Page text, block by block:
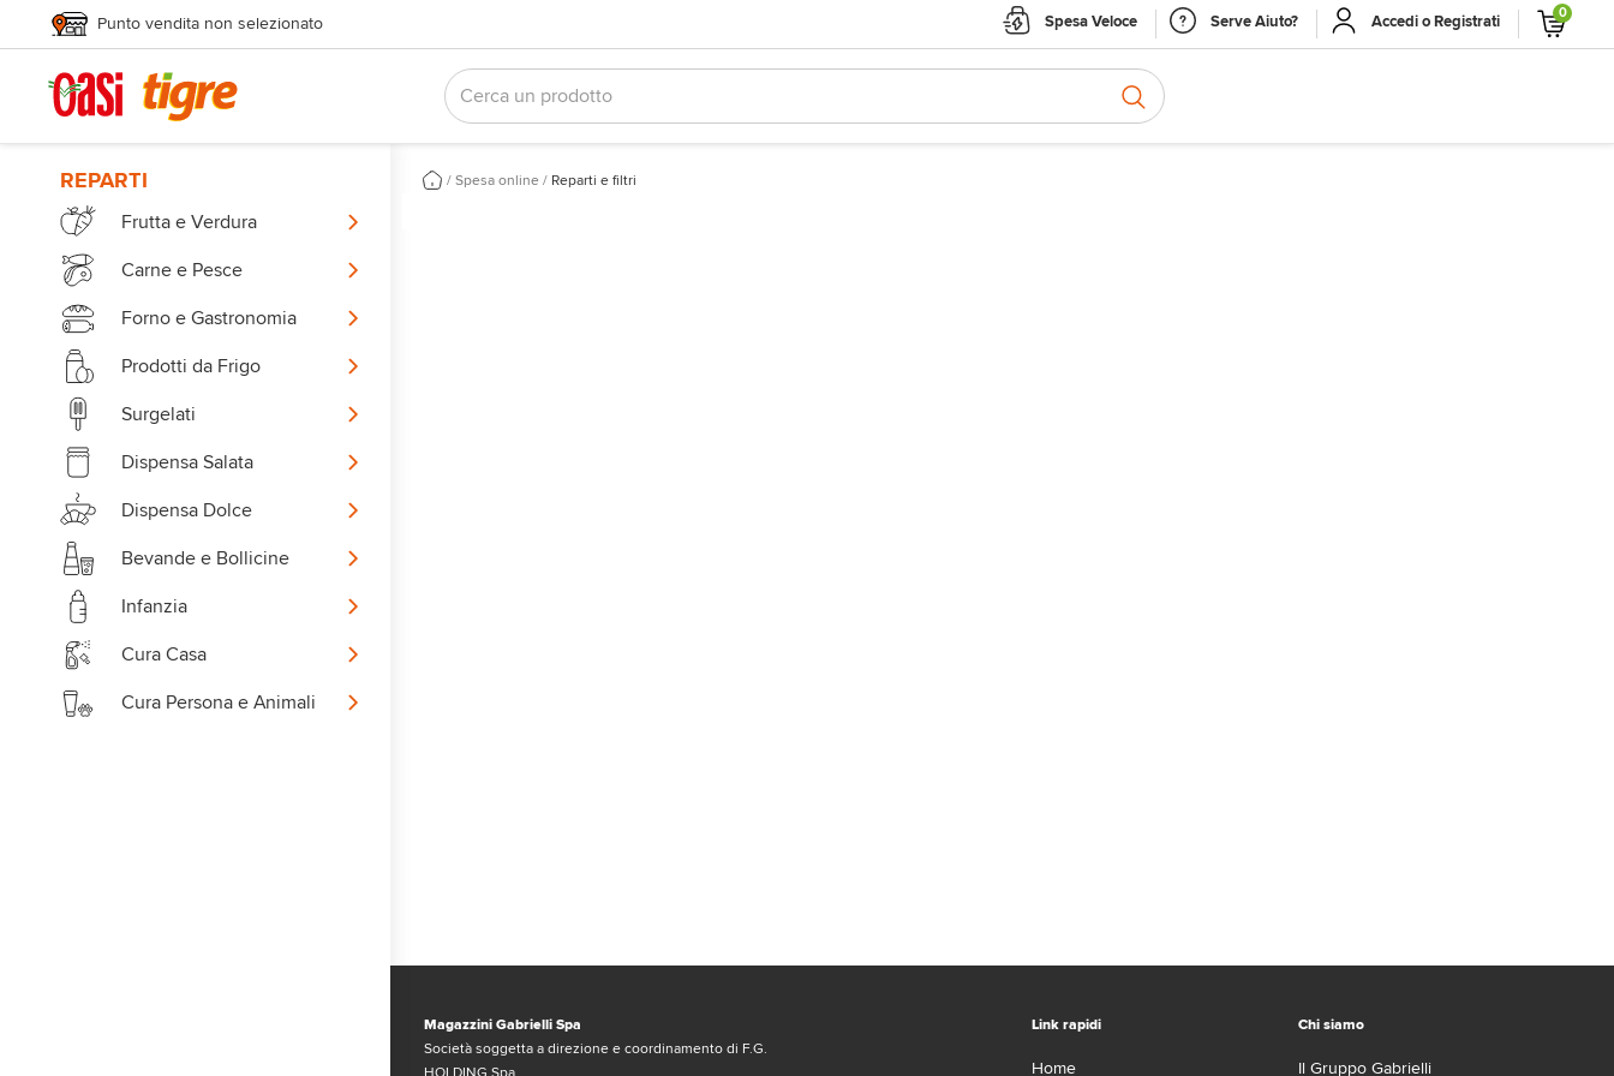
Punto vendita non selezionato Spesa Veloce Serve Aiuto? Accedi o Registrati 0
REPARTI
Frutta e Verdura
Carne e Pesce
Forno e Gastronomia
Prodotti da Frigo
Surgelati
Dispensa Salata
Dispensa Dolce
Bevande e Bollicine
Infanzia
Cura Casa
Cura Persona e Animali
/ Spesa online / Reparti e filtri
Magazzini Gabrielli Spa
Società soggetta a direzione e coordinamento di F.G.
Link rapidi
Home
Chi siamo
Il Gruppo Gabrielli